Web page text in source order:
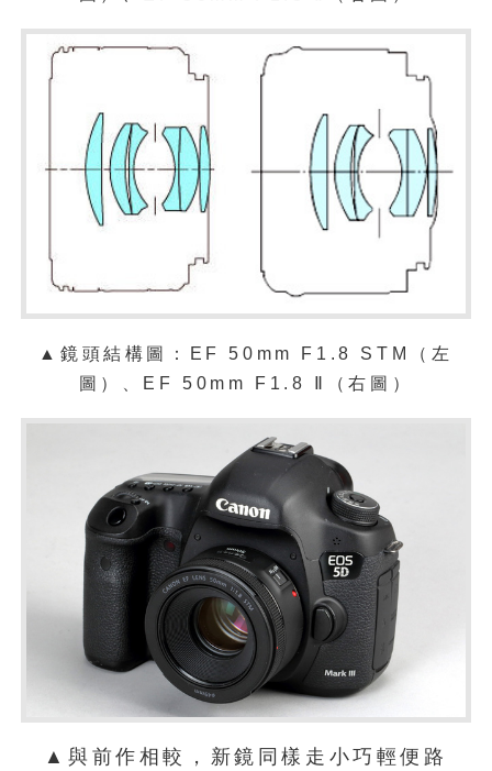
▲鏡頭結構圖：
EF 50mm F1.8 STM（左
圖）、EF 50mm F1.8 Ⅱ（右圖）
▲與前作相較，新鏡同樣走小巧輕便路